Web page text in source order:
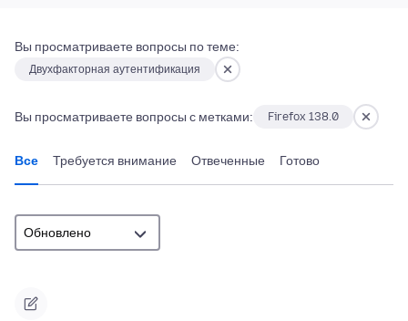
Вы просматриваете вопросы по теме:
Двухфакторная аутентификация
Вы просматриваете вопросы с метками: Firefox 138.0
Все Требуется внимание Отвеченные Готово